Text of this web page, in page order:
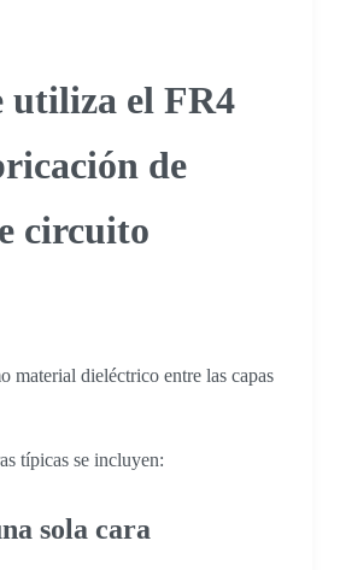
utiliza el FR4
de
circuito
material dieléctrico entre las capas
típicas se incluyen:
sola cara